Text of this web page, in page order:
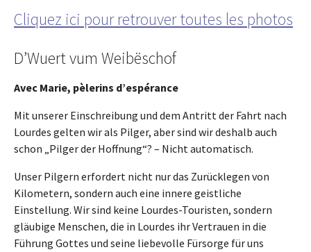
Cliquez ici pour retrouver toutes les photos
D’Wuert vum Weibëschof
Avec Marie, pèlerins d’espérance
Mit unserer Einschreibung und dem Antritt der Fahrt nach
Lourdes gelten wir als Pilger, aber sind wir deshalb auch
schon „Pilger der Hoffnung“? – Nicht automatisch.
Unser Pilgern erfordert nicht nur das Zurücklegen von
Kilometern, sondern auch eine innere geistliche
Einstellung. Wir sind keine Lourdes-Touristen, sondern
gläubige Menschen, die in Lourdes ihr Vertrauen in die
Führung Gottes und seine liebevolle Fürsorge für uns